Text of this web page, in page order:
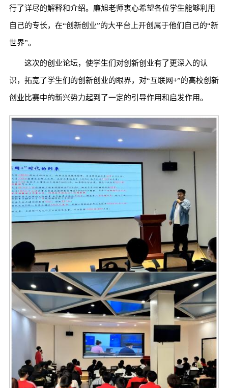
行了详尽的解释和介绍。廉旭老师衷心希望各位学生能够利用
自己的专长，在“创新创业”的大平台上开创属于他们自己的“新
世界”。
这次的创业论坛，使学生们对创新创业有了更深入的认
识，拓宽了学生们的创新创业的眼界，对“互联网+”的高校创新
创业比赛中的新兴势力起到了一定的引导作用和启发作用。